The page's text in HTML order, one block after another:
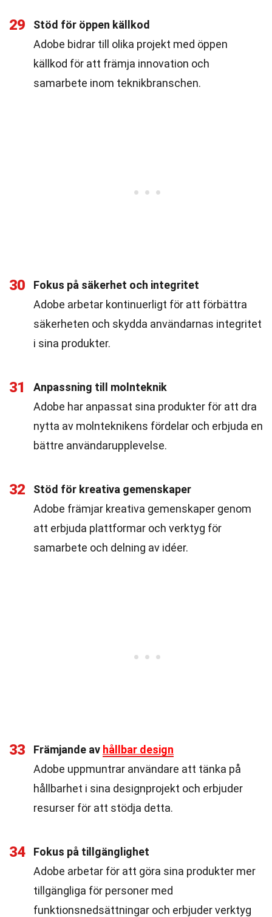
29
Stöd för öppen källkod
Adobe bidrar till olika projekt med öppen
källkod för att främja innovation och
samarbete inom teknikbranschen.
30
Fokus på säkerhet och integritet
Adobe arbetar kontinuerligt för att förbättra
säkerheten och skydda användarnas integritet
i sina produkter.
31
Anpassning till molnteknik
Adobe har anpassat sina produkter för att dra
nytta av molnteknikens fördelar och erbjuda en
bättre användarupplevelse.
32
Stöd för kreativa gemenskaper
Adobe främjar kreativa gemenskaper genom
att erbjuda plattformar och verktyg för
samarbete och delning av idéer.
33 Främjande av hållbar design
Adobe uppmuntrar användare att tänka på
hållbarhet i sina designprojekt och erbjuder
resurser för att stödja detta.
34
Fokus på tillgänglighet
Adobe arbetar för att göra sina produkter mer
tillgängliga för personer med
funktionsnedsättningar och erbjuder verktyg